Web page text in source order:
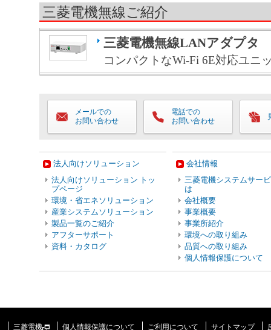
三菱電機無線ご紹介
三菱電機無線LANアダプ
コンパクトなWi-Fi 6E対応ユニ
メールでの
お問い合わせ
電話での
お問い合わせ
法人向けソリューション
法人向けソリューション トッ
プページ
環境・省エネソリューション
産業システムソリューション
製品一覧のご紹介
アフターサポート
資料・カタログ
会社情報
三菱電機システムサー
は
会社概要
事業概要
事業所紹介
環境への取り組み
品質への取り組み
個人情報保護について
三菱電機 個人情報保護について ご利用について サイトマップ